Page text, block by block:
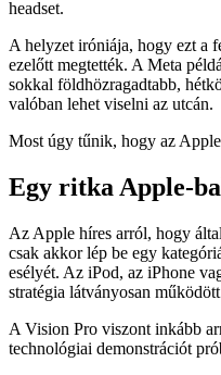
headset.
A helyzet iróniája, hogy ezt a
ezelőtt megtették. A Meta
sokkal földhözragadtabb,
valóban lehet viselni az utcán.
Most úgy tűnik, hogy az
Egy ritka Apple-
Az Apple híres arról, hogy
csak akkor lép be egy
esélyét. Az iPod, az iPhone
stratégia látványosan
A Vision Pro viszont inkább
technológiai demonstrációt